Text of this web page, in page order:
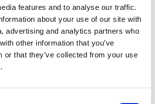
features and to analyse our traffic.
about your use of our site with
advertising and analytics partners who
other information that you’ve
or that they’ve collected from your use